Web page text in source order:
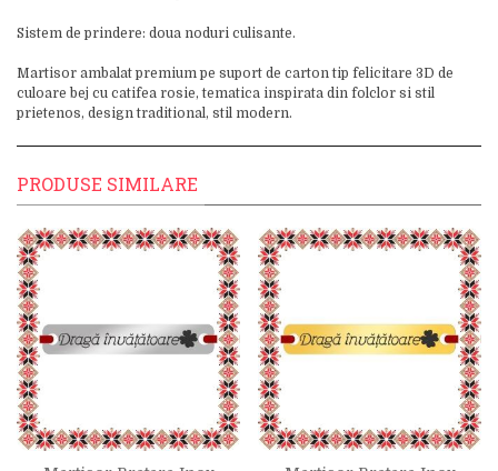
Sistem de prindere: doua noduri culisante.
Martisor ambalat premium pe suport de carton tip felicitare 3D de
culoare bej cu catifea rosie, tematica inspirata din folclor si stil
prietenos, design traditional, stil modern.
PRODUSE SIMILARE